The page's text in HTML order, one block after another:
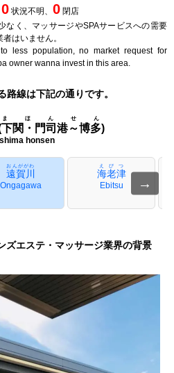
0 状況不明、 0 閉店
なく、マッサージやSPAサービスへの需要
はいません。
less population, no market request for
owner wanna invest in this area.
路線は下記の通りです。
関・門司港～博多)
ほんせん
honsen
遠賀川
おんががわ
Ongagawa
海老津
えびつ
Ebitsu →
ズエステ・マッサージ業界の背景